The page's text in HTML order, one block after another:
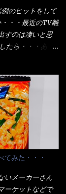
＞を少し追加
腹の中へ収まっ
まだ鶏天1個位
んの湯無し＞を
乾麺！ このパッ
う。 そんな贈答
購入！ 中身は、
っており、それ
ンキでゲットし
各方面へ忖度し
を大釜で茹で～
、高齢者がいる
店の饂飩に比べ
太さですね。 さ
、玉葱を刻んで
うどん～です。
お椀に昆布出
きました。 良い
のヒットをして
・・最近のTV離
すのは凄いと思
たら・・・あっ
ーに置かれた＜
キャベツが山じ
。 普通のとん
値段的には、
値段的には、そ
である。 そん
え＞るメニュー
込だった
出てくると、カ
ツ少なめでお願
みた・・・
いメーカーさん
ーケットなどで